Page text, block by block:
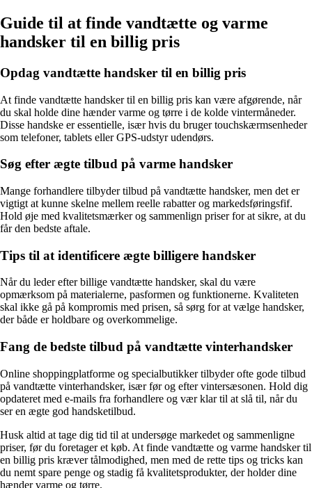
Guide til at finde vandtætte og varme
handsker til en billig pris
Opdag vandtætte handsker til en billig pris
At finde vandtætte handsker til en billig pris kan være afgørende, når
du skal holde dine hænder varme og tørre i de kolde vintermåneder.
Disse handske er essentielle, især hvis du bruger touchskærmsenheder
som telefoner, tablets eller GPS-udstyr udendørs.
Søg efter ægte tilbud på varme handsker
Mange forhandlere tilbyder tilbud på vandtætte handsker, men det er
vigtigt at kunne skelne mellem reelle rabatter og markedsføringsfif.
Hold øje med kvalitetsmærker og sammenlign priser for at sikre, at du
får den bedste aftale.
Tips til at identificere ægte billigere handsker
Når du leder efter billige vandtætte handsker, skal du være
opmærksom på materialerne, pasformen og funktionerne. Kvaliteten
skal ikke gå på kompromis med prisen, så sørg for at vælge handsker,
der både er holdbare og overkommelige.
Fang de bedste tilbud på vandtætte vinterhandsker
Online shoppingplatforme og specialbutikker tilbyder ofte gode tilbud
på vandtætte vinterhandsker, især før og efter vintersæsonen. Hold dig
opdateret med e-mails fra forhandlere og vær klar til at slå til, når du
ser en ægte god handsketilbud.
Husk altid at tage dig tid til at undersøge markedet og sammenligne
priser, før du foretager et køb. At finde vandtætte og varme handsker til
en billig pris kræver tålmodighed, men med de rette tips og tricks kan
du nemt spare penge og stadig få kvalitetsprodukter, der holder dine
hænder varme og tørre.